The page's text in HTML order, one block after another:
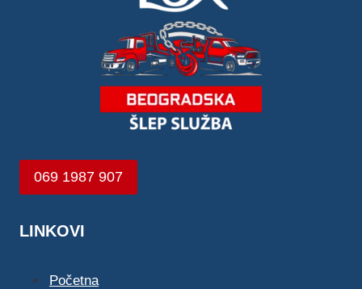
069 1987 907
LINKOVI
Početna